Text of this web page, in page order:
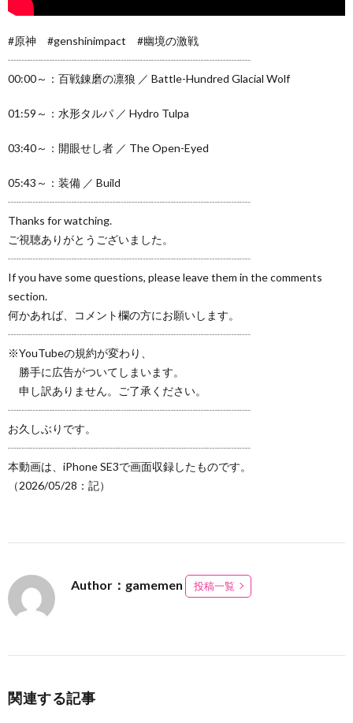
#原神 #genshinimpact #幽境の激戦
┈┈┈┈┈┈┈┈┈┈┈┈┈┈┈┈┈┈┈┈┈┈
00:00～：百戦錬磨の凛狼 ／ Battle-Hundred Glacial Wolf
01:59～：水形タルパ ／ Hydro Tulpa
03:40～：開眼せし者 ／ The Open-Eyed
05:43～：装備 ／ Build
┈┈┈┈┈┈┈┈┈┈┈┈┈┈┈┈┈┈┈┈┈┈
Thanks for watching.
ご視聴ありがとうございました。
┈┈┈┈┈┈┈┈┈┈┈┈┈┈┈┈┈┈┈┈┈┈
If you have some questions, please leave them in the comments
section.
何かあれば、コメント欄の方にお願いします。
┈┈┈┈┈┈┈┈┈┈┈┈┈┈┈┈┈┈┈┈┈┈
※YouTubeの規約が変わり、
勝手に広告がついてしまいます。
申し訳ありません。ご了承ください。
┈┈┈┈┈┈┈┈┈┈┈┈┈┈┈┈┈┈┈┈┈┈
お久しぶりです。
┈┈┈┈┈┈┈┈┈┈┈┈┈┈┈┈┈┈┈┈┈┈
本動画は、iPhone SE3で画面収録したものです。
（2026/05/28：記）
Author：gamemen 投稿一覧
関連する記事